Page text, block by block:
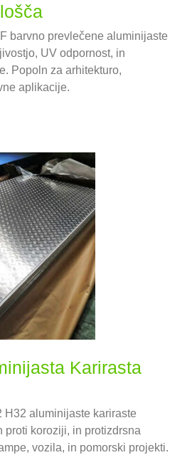
barvno prevlečene aluminijaste
UV odpornost, in
Popoln za arhitekturo,
aplikacije.
Karirasta
H32 aluminijaste kariraste
proti koroziji, in protizdrsna
vozila, in pomorski projekti.